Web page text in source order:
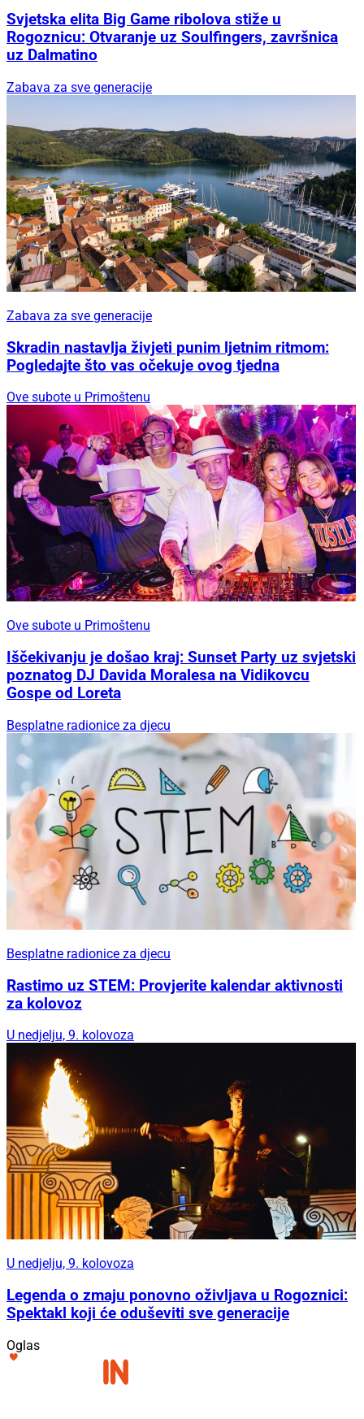
Svjetska elita Big Game ribolova stiže u
Rogoznicu: Otvaranje uz Soulfingers, završnica
uz Dalmatino
Zabava za sve generacije
Zabava za sve generacije
Skradin nastavlja živjeti punim ljetnim ritmom:
Pogledajte što vas očekuje ovog tjedna
Ove subote u Primoštenu
Ove subote u Primoštenu
Iščekivanju je došao kraj: Sunset Party uz svjetski
poznatog DJ Davida Moralesa na Vidikovcu
Gospe od Loreta
Besplatne radionice za djecu
Besplatne radionice za djecu
Rastimo uz STEM: Provjerite kalendar aktivnosti
za kolovoz
U nedjelju, 9. kolovoza
U nedjelju, 9. kolovoza
Legenda o zmaju ponovno oživljava u Rogoznici:
Spektakl koji će oduševiti sve generacije
Oglas